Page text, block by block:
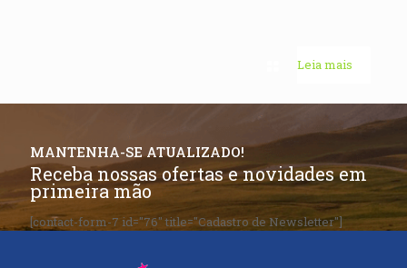
Leia mais
MANTENHA-SE ATUALIZADO!
Receba nossas ofertas e novidades em
primeira mão
[contact-form-7 id="76" title="Cadastro de Newsletter"]